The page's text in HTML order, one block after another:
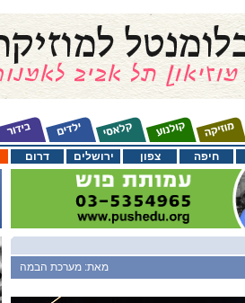
דרום ירושלים צפון חיפה
מאת: מערכת הבמה